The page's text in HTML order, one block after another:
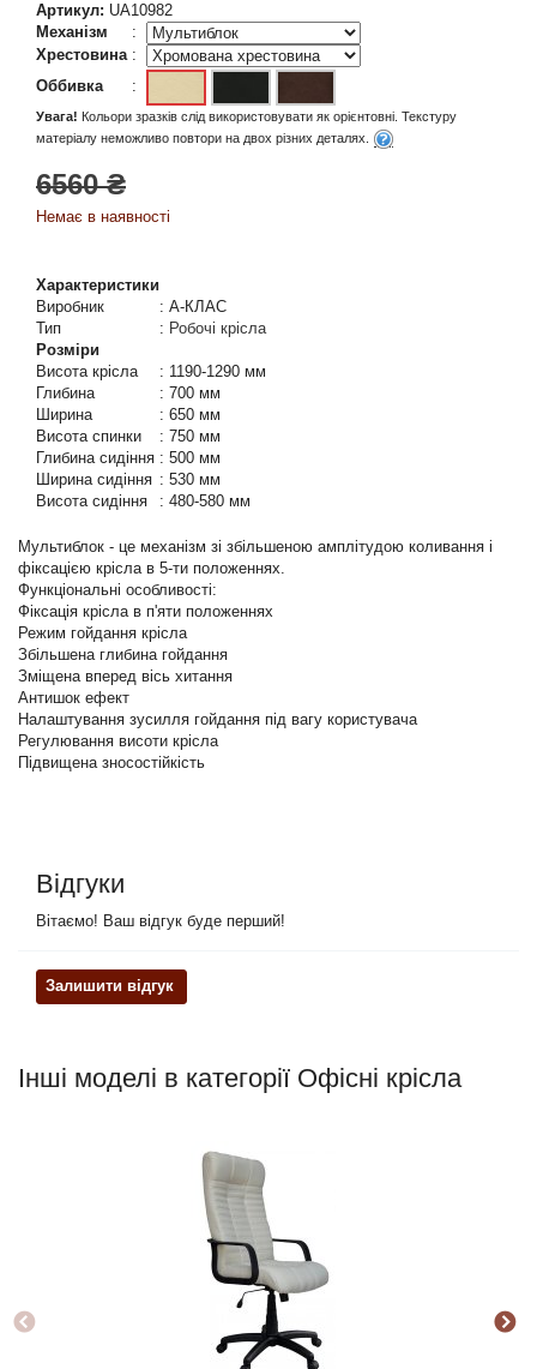
Артикул: UA10982
Механізм
:
Хрестовина:
Оббивка
:
Увага! Кольори зразків слід використовувати як орієнтовні. Текстуру
матеріалу неможливо повтори на двох різних деталях.
6560 ₴
Немає в наявності
Характеристики
Виробник
: А-КЛАС
Тип
: Робочі крісла
Розміри
Висота крісла
: 1190-1290 мм
Глибина
: 700 мм
Ширина
: 650 мм
Висота спинки
: 750 мм
Глибина сидіння : 500 мм
Ширина сидіння : 530 мм
Висота сидіння
: 480-580 мм
Мультиблок - це механізм зі збільшеною амплітудою коливання і
фіксацією крісла в 5-ти положеннях.
Функціональні особливості:
Фіксація крісла в п'яти положеннях
Режим гойдання крісла
Збільшена глибина гойдання
Зміщена вперед вісь хитання
Антишок ефект
Налаштування зусилля гойдання під вагу користувача
Регулювання висоти крісла
Підвищена зносостійкість
Відгуки
Вітаємо! Ваш відгук буде перший!
Залишити відгук
Інші моделі в категорії Офісні крісла